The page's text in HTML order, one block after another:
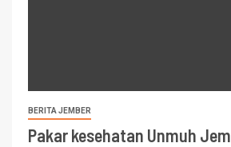
BERITA JEMBER
Pakar kesehatan Unmuh